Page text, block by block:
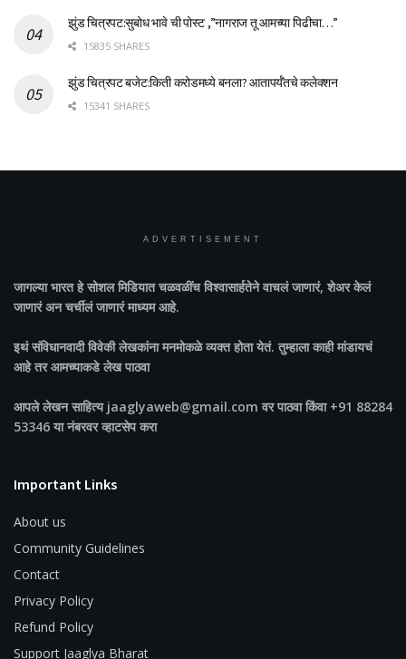
झुंड चित्रपट:सुबोध भावे ची पोस्ट ,”नागराज तू आमच्या पिढीचा…”
15835 SHARES
झुंड चित्रपट बजेट:किती करोडमध्ये बनला? आतापर्यँतचे कलेक्शन
15341 SHARES
ADVERTISEMENT
जागल्या भारतहे सोशल मिडियात चळवळींच विश्वासार्हतेने वाचलं जाणारं, शेअर केलं
जाणारं अन चर्चीलं जाणारं माध्यम आहे.
इथं संविधानवादी विवेकी लेखकांना मनमोकळे व्यक्त होता येतं. तुम्हाला काही मांडायचं
आहे तर आमच्याकडे लेख पाठवा
आपले लेखन साहित्य jaaglyaweb@gmail.com वर पाठवा किंवा +91 88284
53346 या नंबरवर व्हाटसेप करा
Important Links
About us
Community Guidelines
Contact
Privacy Policy
Refund Policy
Support Jaaglya Bharat